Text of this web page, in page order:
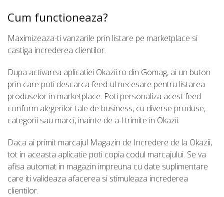
Cum functioneaza?
Maximizeaza-ti vanzarile prin listare pe marketplace si
castiga increderea clientilor.
Dupa activarea aplicatiei Okazii.ro din Gomag, ai un buton
prin care poti descarca feed-ul necesare pentru listarea
produselor in marketplace. Poti personaliza acest feed
conform alegerilor tale de business, cu diverse produse,
categorii sau marci, inainte de a-l trimite in Okazii.
Daca ai primit marcajul Magazin de Incredere de la Okazii,
tot in aceasta aplicatie poti copia codul marcajului. Se va
afisa automat in magazin impreuna cu date suplimentare
care iti valideaza afacerea si stimuleaza increderea
clientilor.